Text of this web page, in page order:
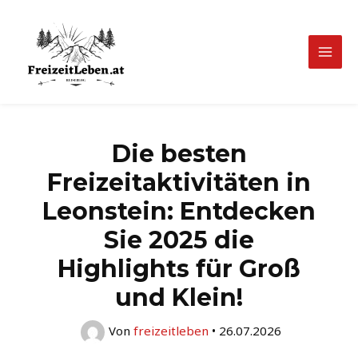
springen
Main
Die besten
Freizeitaktivitäten in
Leonstein: Entdecken
Sie 2025 die
Highlights für Groß
und Klein!
Von freizeitleben • 26.07.2026